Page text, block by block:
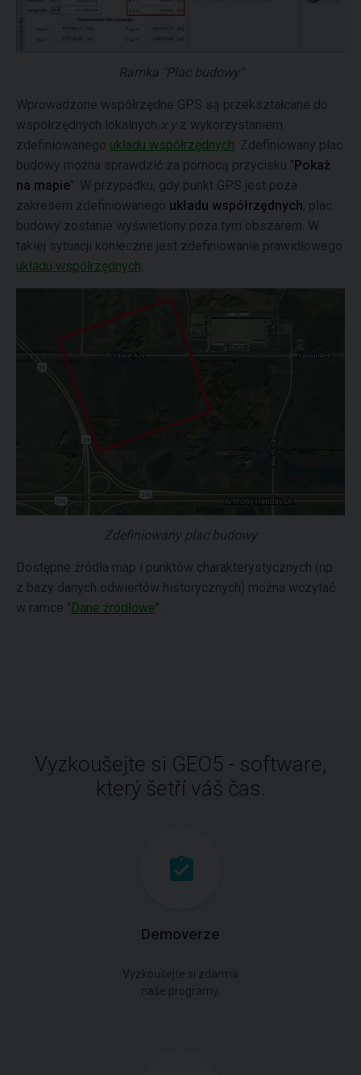
Ramka "Plac budowy"
Wprowadzone współrzędne GPS są przekształcane do
współrzędnych lokalnych x y z wykorzystaniem
zdefiniowanego układu współrzędnych . Zdefiniowany plac
budowy można sprawdzić za pomocą przycisku "Pokaż
na mapie". W przypadku, gdy punkt GPS jest poza
zakresem zdefiniowanego układu współrzędnych, plac
budowy zostanie wyświetlony poza tym obszarem. W
takiej sytuacji konieczne jest zdefiniowanie prawidłowego
układu współrzędnych
Zdefiniowany plac budowy
Dostępne źródła map i punktów charakterystycznych (np.
z bazy danych odwiertów historycznych) można wczytać
w ramce "Dane źródłowe".
Vyzkoušejte si GEO5 - software,
který šetří váš čas.
Demoverze